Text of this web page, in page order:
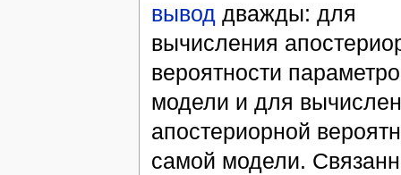
вывод дважды: для
вычисления
вероятности
модели и для
апостериорной
самой модели.